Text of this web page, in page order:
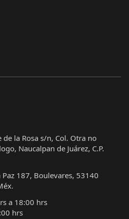
de la Rosa s/n, Col. Otra no
Naucalpan de Juárez, C.P.
Paz 187, Boulevares, 53140
a 18:00 hrs
hrs